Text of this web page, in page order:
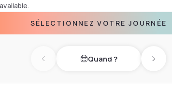
overlooking the
SÉLECTIONNEZ VOTRE JOURNÉE
Previous dayQuand ? Next